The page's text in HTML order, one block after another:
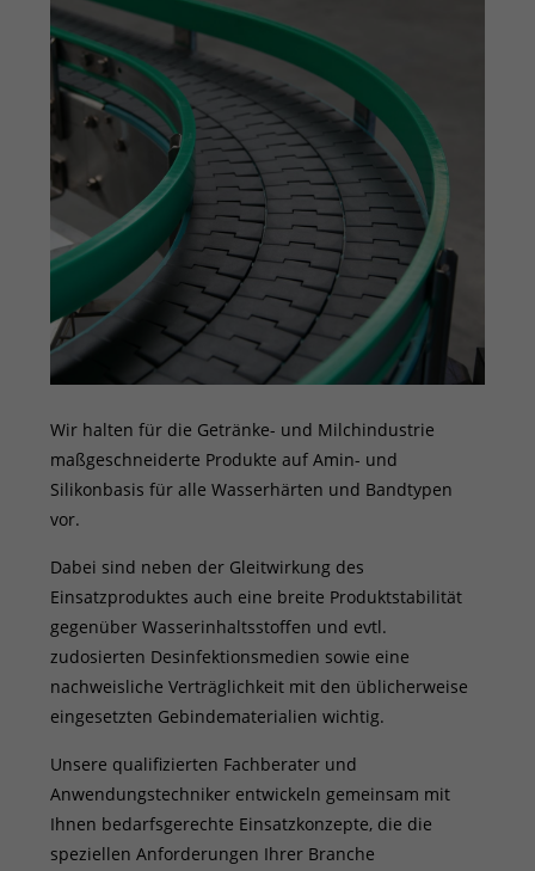
Wir halten für die Getränke- und Milchindustrie
maßgeschneiderte Produkte auf Amin- und
Silikonbasis für alle Wasserhärten und Bandtypen
vor.
Dabei sind neben der Gleitwirkung des
Einsatzproduktes auch eine breite Produktstabilität
gegenüber Wasserinhaltsstoffen und evtl.
zudosierten Desinfektionsmedien sowie eine
nachweisliche Verträglichkeit mit den üblicherweise
eingesetzten Gebindematerialien wichtig.
Unsere qualifizierten Fachberater und
Anwendungstechniker entwickeln gemeinsam mit
Ihnen bedarfsgerechte Einsatzkonzepte, die die
speziellen Anforderungen Ihrer Branche